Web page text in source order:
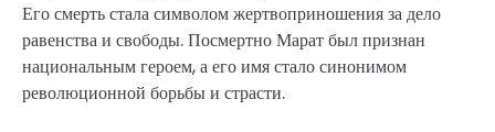
Его смерть стала символом жертвоприношения за дело
равенства и свободы. Посмертно Марат был признан
национальным героем, а его имя стало синонимом
революционной борьбы и страсти.